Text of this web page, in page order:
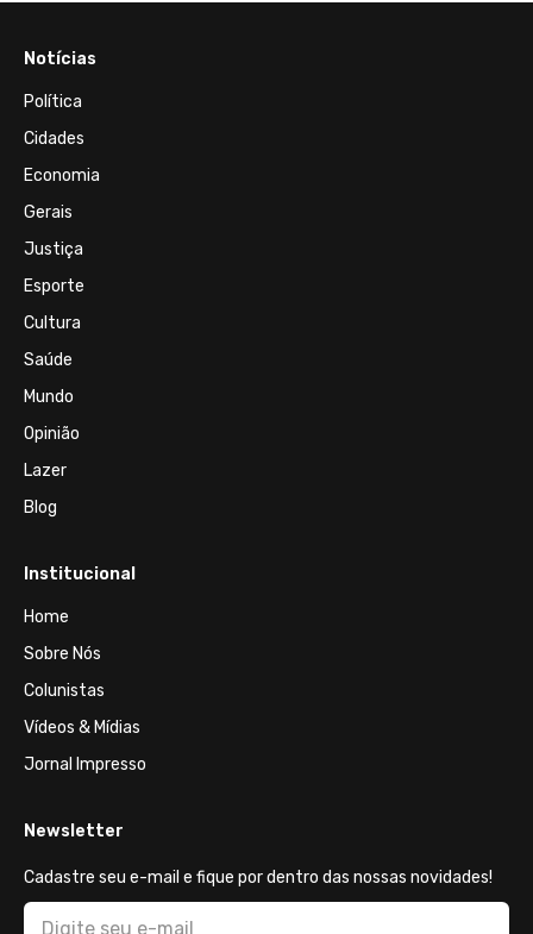
Notícias
Política
Cidades
Economia
Gerais
Justiça
Esporte
Cultura
Saúde
Mundo
Opinião
Lazer
Blog
Institucional
Home
Sobre Nós
Colunistas
Vídeos & Mídias
Jornal Impresso
Newsletter
Cadastre seu e-mail e fique por dentro das nossas novidades!